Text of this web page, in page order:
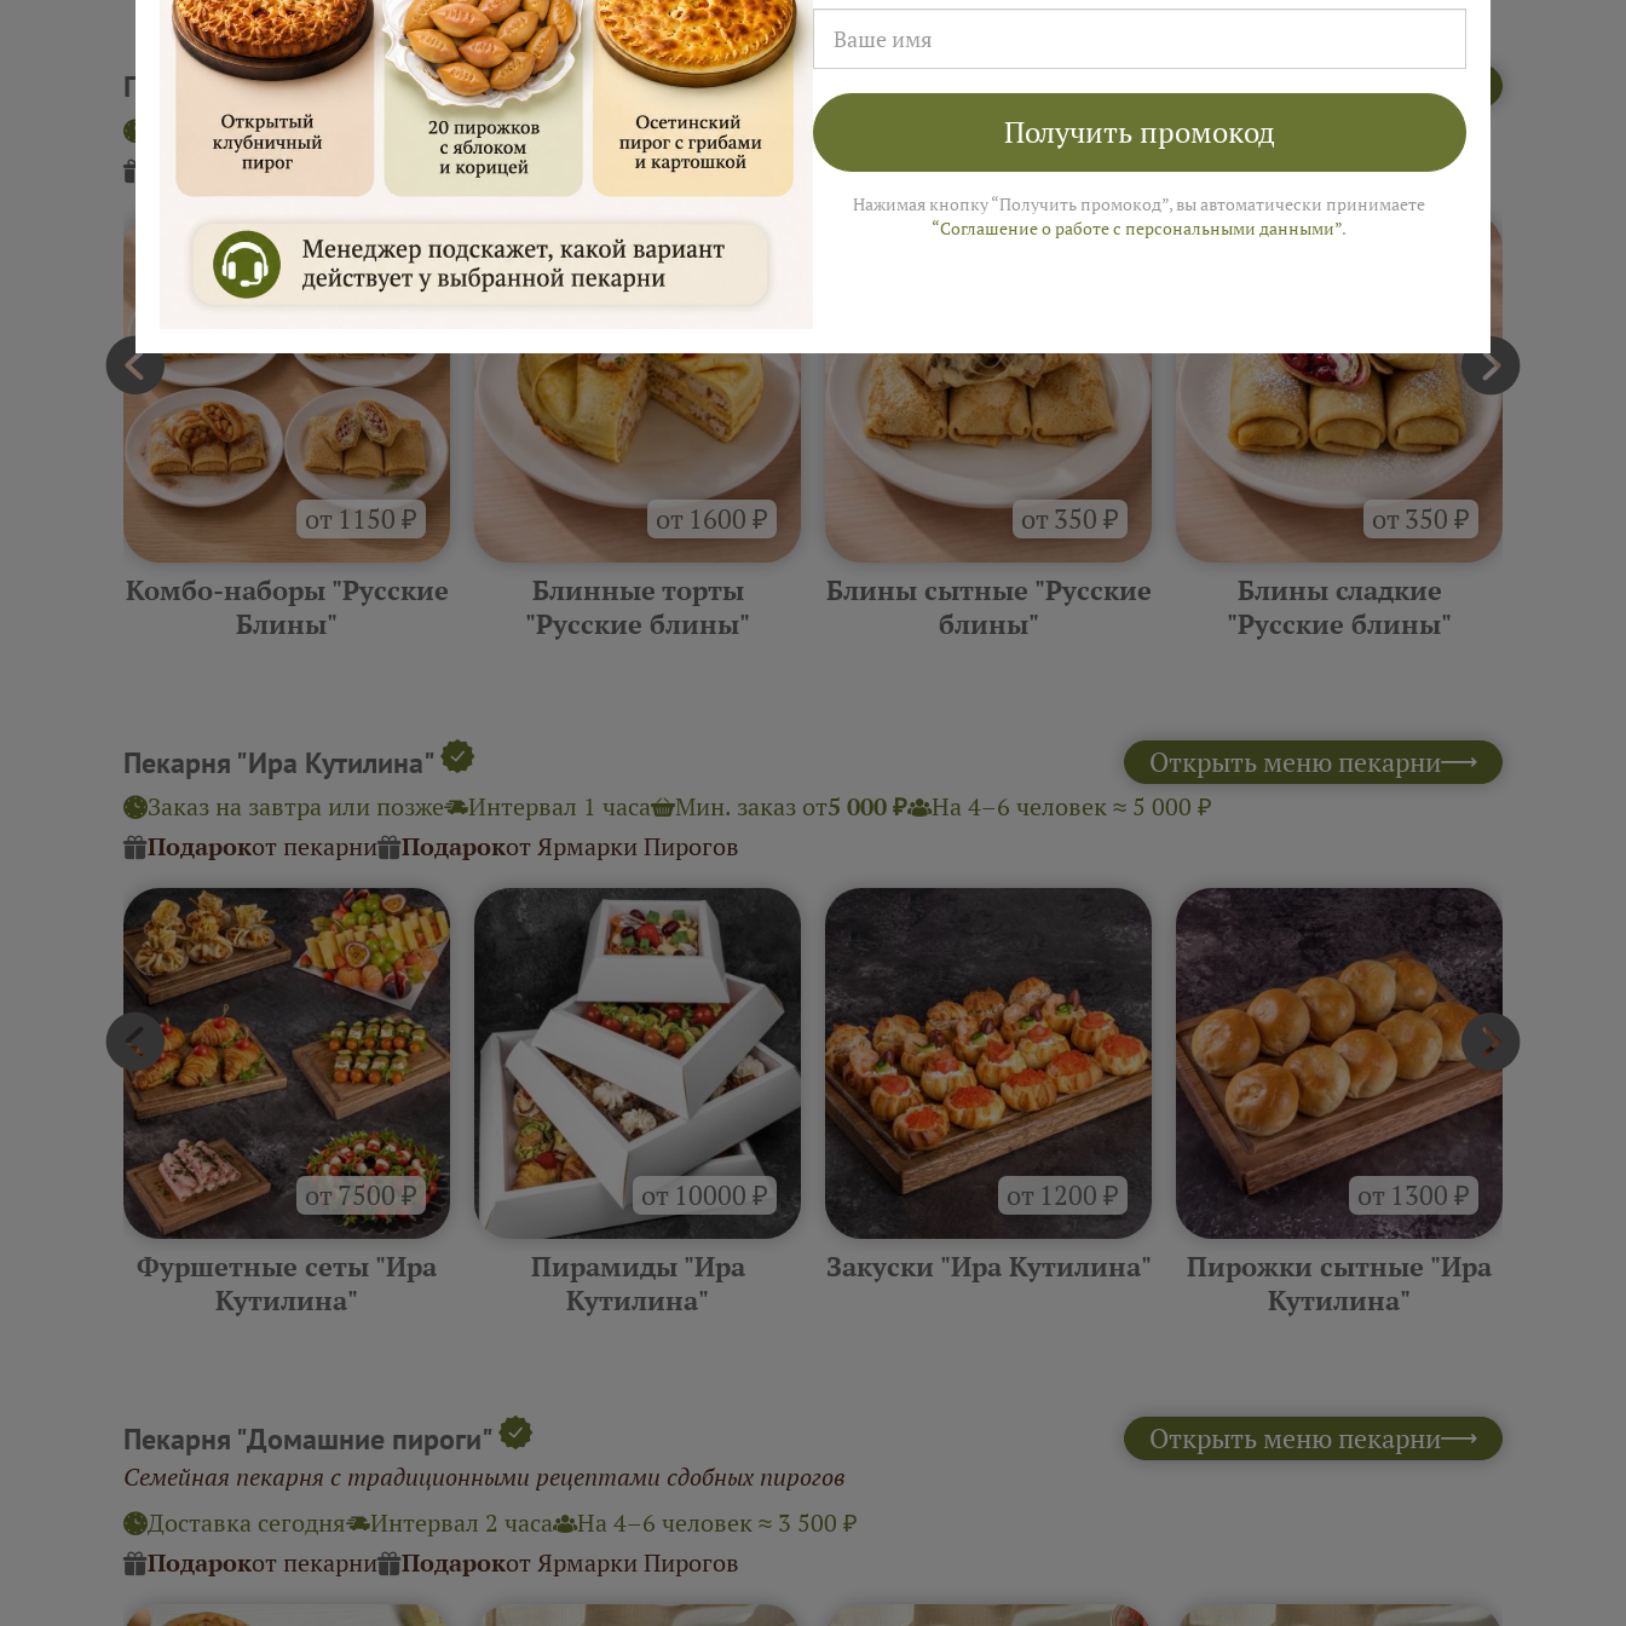
Пекарня "Русские блины" Открыть меню пекарни
Доставка сегодня Интервал 2 часа
На 4–6 человек ≈ 3 000 ₽
Подарокот пекарни Подарокот Ярмарки Пирогов
от 1150 ₽
Комбо-наборы "Русские
Блины"
от 1600 ₽
Блинные торты
"Русские блины"
от 350 ₽
Блины сытные "Русские
блины"
от 350 ₽
Блины сладкие
"Русские блины"
Пекарня "Ира Кутилина" Открыть меню пекарни
Заказ на завтра или позже Интервал 1 часа Мин. заказ от5 000 ₽
На 4–6 человек ≈ 5 000 ₽
Подарокот пекарни Подарокот Ярмарки Пирогов
от 7500 ₽
Фуршетные сеты "Ира
Кутилина"
от 10000 ₽
Пирамиды "Ира
Кутилина"
от 1200 ₽
Закуски "Ира Кутилина"
от 1300 ₽
Пирожки сытные "Ира
Кутилина"
Пекарня "Домашние пироги" Открыть меню пекарни
Семейная пекарня с традиционными рецептами сдобных пирогов
Доставка сегодня
Интервал 2 часа
На 4–6 человек ≈ 3 500 ₽
Подарокот пекарни Подарокот Ярмарки Пирогов
Получить промокод
Нажимая кнопку “Получить промокод”, вы автоматически принимаете
“Соглашение о работе с персональными данными”.